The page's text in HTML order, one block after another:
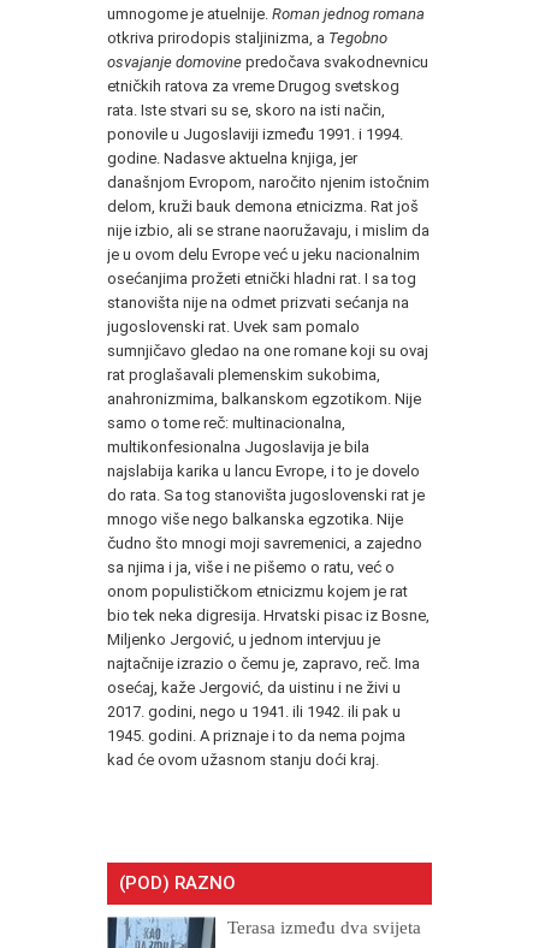
umnogome je atuelnije. Roman jednog romana
otkriva prirodopis staljinizma, a Tegobno
osvajanje domovine predočava svakodnevnicu
etničkih ratova za vreme Drugog svetskog
rata. Iste stvari su se, skoro na isti način,
ponovile u Jugoslaviji između 1991. i 1994.
godine. Nadasve aktuelna knjiga, jer
današnjom Evropom, naročito njenim istočnim
delom, kruži bauk demona etnicizma. Rat još
nije izbio, ali se strane naoružavaju, i mislim da
je u ovom delu Evrope već u jeku nacionalnim
osećanjima prožeti etnički hladni rat. I sa tog
stanovišta nije na odmet prizvati sećanja na
jugoslovenski rat. Uvek sam pomalo
sumnjičavo gledao na one romane koji su ovaj
rat proglašavali plemenskim sukobima,
anahronizmima, balkanskom egzotikom. Nije
samo o tome reč: multinacionalna,
multikonfesionalna Jugoslavija je bila
najslabija karika u lancu Evrope, i to je dovelo
do rata. Sa tog stanovišta jugoslovenski rat je
mnogo više nego balkanska egzotika. Nije
čudno što mnogi moji savremenici, a zajedno
sa njima i ja, više i ne pišemo o ratu, već o
onom populističkom etnicizmu kojem je rat
bio tek neka digresija. Hrvatski pisac iz Bosne,
Miljenko Jergović, u jednom intervjuu je
najtačnije izrazio o čemu je, zapravo, reč. Ima
osećaj, kaže Jergović, da uistinu i ne živi u
2017. godini, nego u 1941. ili 1942. ili pak u
1945. godini. A priznaje i to da nema pojma
kad će ovom užasnom stanju doći kraj.
(POD) RAZNO
Terasa između dva svijeta